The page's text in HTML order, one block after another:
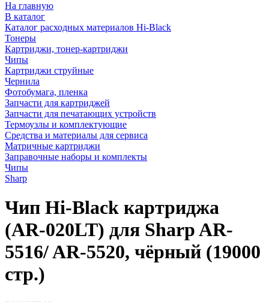
На главную
В каталог
Каталог расходных материалов Hi-Black
Тонеры
Картриджи, тонер-картриджи
Чипы
Картриджи струйные
Чернила
Фотобумага, пленка
Запчасти для картриджей
Запчасти для печатающих устройств
Термоузлы и комплектующие
Средства и материалы для сервиса
Матричные картриджи
Заправочные наборы и комплекты
Чипы
Sharp
Чип Hi-Black картриджа
(AR-020LT) для Sharp AR-
5516/ AR-5520, чёрный (19000
стр.)